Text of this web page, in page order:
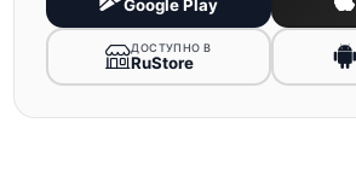
Google Play
ДОСТУПНО В
RuStore